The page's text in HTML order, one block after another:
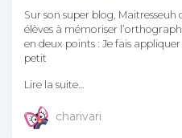
Sur son super blog, Maitresseuh
élèves à mémoriser
en deux points : Je fais
petit
Lire la suite…
charivari